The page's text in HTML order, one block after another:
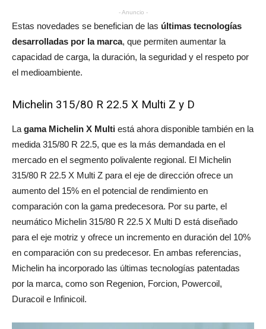
- Anuncio -
Estas novedades se benefician de las últimas tecnologías
desarrolladas por la marca, que permiten aumentar la
capacidad de carga, la duración, la seguridad y el respeto por
el medioambiente.
Michelin 315/80 R 22.5 X Multi Z y D
La gama Michelin X Multi está ahora disponible también en la
medida 315/80 R 22.5, que es la más demandada en el
mercado en el segmento polivalente regional. El Michelin
315/80 R 22.5 X Multi Z para el eje de dirección ofrece un
aumento del 15% en el potencial de rendimiento en
comparación con la gama predecesora. Por su parte, el
neumático Michelin 315/80 R 22.5 X Multi D está diseñado
para el eje motriz y ofrece un incremento en duración del 10%
en comparación con su predecesor. En ambas referencias,
Michelin ha incorporado las últimas tecnologías patentadas
por la marca, como son Regenion, Forcion, Powercoil,
Duracoil e Infinicoil.